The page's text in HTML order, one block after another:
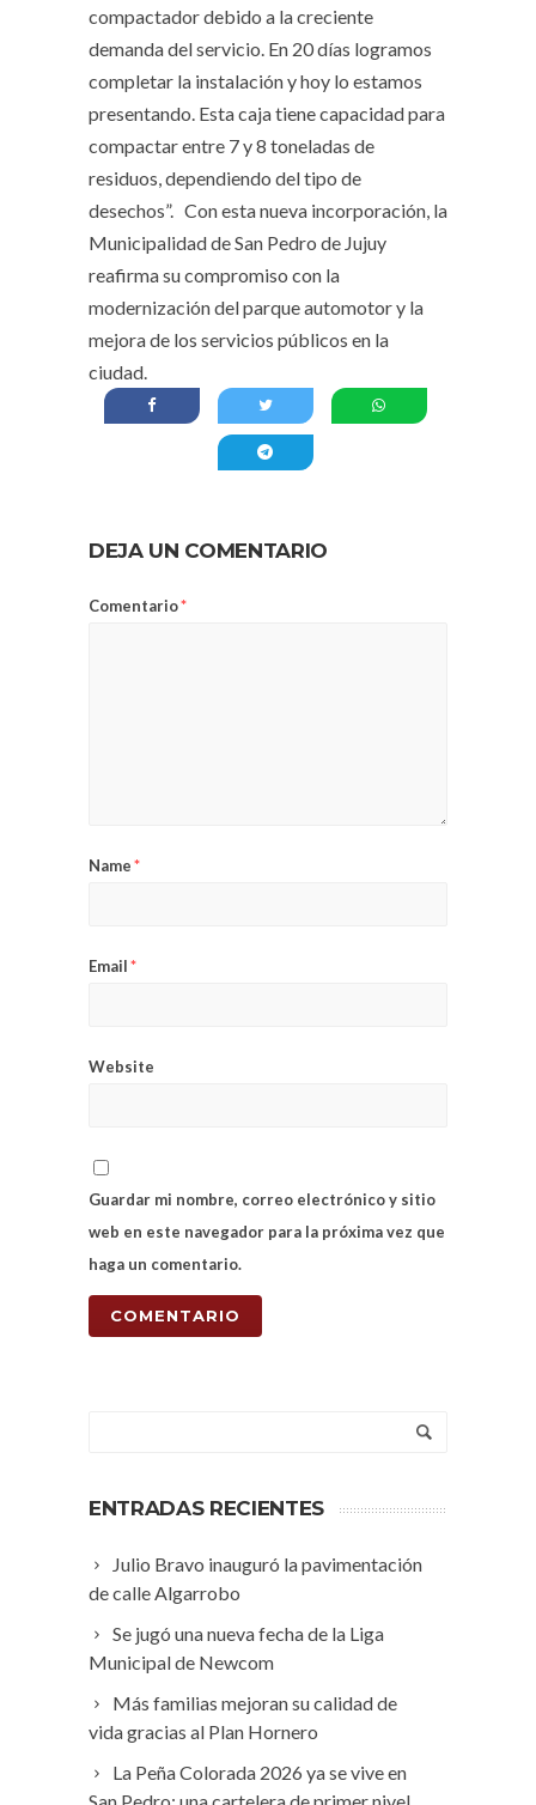
compactador debido a la creciente
demanda del servicio. En 20 días logramos
completar la instalación y hoy lo estamos
presentando. Esta caja tiene capacidad para
compactar entre 7 y 8 toneladas de
residuos, dependiendo del tipo de
desechos”. Con esta nueva incorporación, la
Municipalidad de San Pedro de Jujuy
reafirma su compromiso con la
modernización del parque automotor y la
mejora de los servicios públicos en la
ciudad.
DEJA UN COMENTARIO
Comentario*
Name*
Email*
Website
Guardar mi nombre, correo electrónico y sitio
web en este navegador para la próxima vez que
haga un comentario.
ENTRADAS RECIENTES
Julio Bravo inauguró la pavimentación
de calle Algarrobo
Se jugó una nueva fecha de la Liga
Municipal de Newcom
Más familias mejoran su calidad de
vida gracias al Plan Hornero
La Peña Colorada 2026 ya se vive en